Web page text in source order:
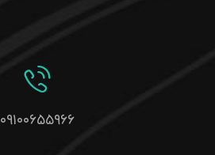
۰۹۱۰۰۶۵۵۹۶۶